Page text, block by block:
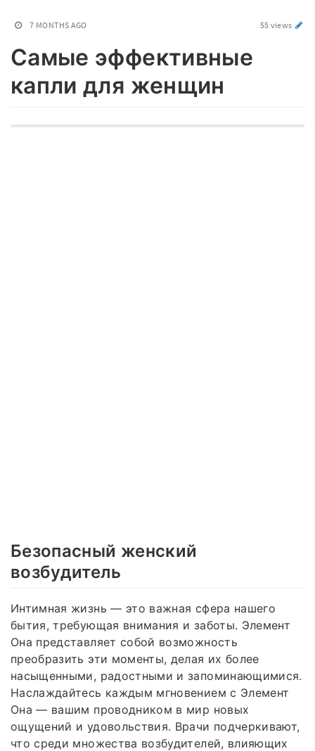
7 MONTHS AGO 55 views
Самые эффективные
капли для женщин
Безопасный женский
возбудитель
Интимная жизнь — это важная сфера нашего
бытия, требующая внимания и заботы. Элемент
Она представляет собой возможность
преобразить эти моменты, делая их более
насыщенными, радостными и запоминающимися.
Наслаждайтесь каждым мгновением с Элемент
Она — вашим проводником в мир новых
ощущений и удовольствия. Врачи подчеркивают,
что среди множества возбудителей, влияющих